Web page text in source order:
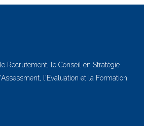
Recrutement, le Conseil en Stratégie
l'Evaluation et la Formation